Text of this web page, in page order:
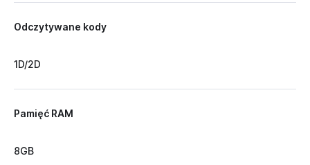
Odczytywane kody
1D/2D
Pamięć RAM
8GB